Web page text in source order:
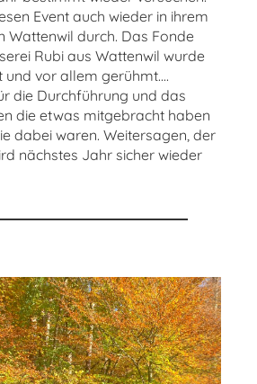
Event auch wieder in ihrem
Wattenwil durch. Das Fonde
Rubi aus Wattenwil wurde
vor allem gerühmt....
die Durchführung und das
die etwas mitgebracht haben
dabei waren. Weitersagen, der
nächstes Jahr sicher wieder